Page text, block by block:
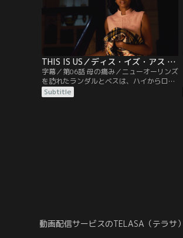
こず心配するケイトは…。
THIS IS US／ディス・イズ・アス シーズン5 第06話／字幕
字幕／第06話 母の痛み／ニューオーリンズ
を訪れたランダルとベスは、ハイからロー
レルの生い立ちを聞く。名家に生まれたロ
ーレルはある日、湖でハイと出会い、二人
Subtitle
動画配信サービスのTELASA（テラサ）